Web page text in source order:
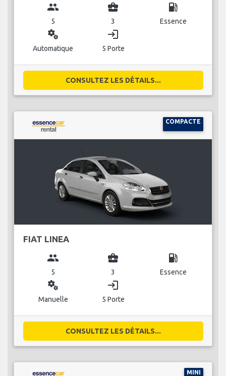
group
5
business_center
3
local_gas_station
Essence
miscellaneous_services
Automatique
login
5 Porte
CONSULTEZ LES DÉTAILS...
COMPACTE
FIAT LINEA
group
5
business_center
3
local_gas_station
Essence
miscellaneous_services
Manuelle
login
5 Porte
CONSULTEZ LES DÉTAILS...
MINI